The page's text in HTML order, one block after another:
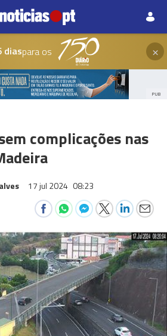
diaspara os ×
PUB
complicações nas
17 jul 2024 08:23